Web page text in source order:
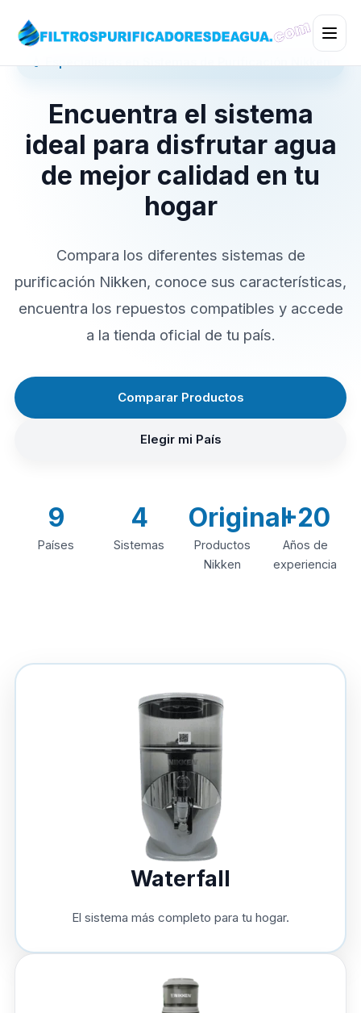
Encuentra el sistema
ideal para disfrutar agua
de mejor calidad en tu
hogar
Compara los diferentes sistemas de
purificación Nikken, conoce sus características,
encuentra los repuestos compatibles y accede
a la tienda oficial de tu país.
Comparar Productos
Elegir mi País
9
Países
4
Sistemas
Original
Productos
Nikken
+20
Años de
experiencia
Waterfall
El sistema más completo para tu hogar.